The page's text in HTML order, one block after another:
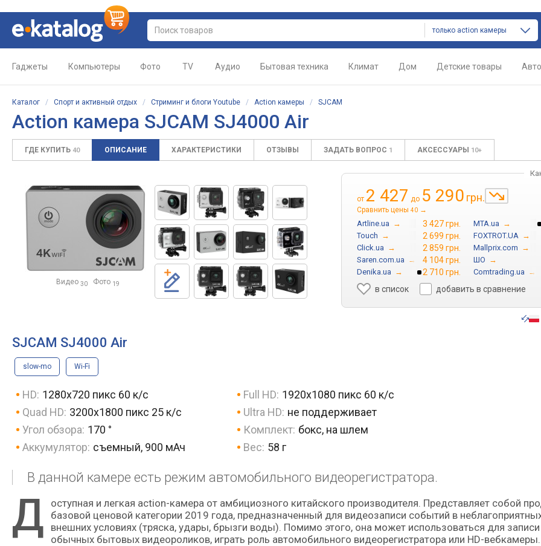
только action камеры
Гаджеты Компьютеры Фото TV Аудио Бытовая техника Климат Дом Детские товары Авто
Каталог / Спорт и активный отдых / Стриминг и блоги Youtube / Action камеры / SJCAM
Action камера SJCAM SJ4000 Air
ГДЕ КУПИТЬ 40 ОПИСАНИЕ ХАРАКТЕРИСТИКИ ОТЗЫВЫ ЗАДАТЬ ВОПРОС 1 АКСЕССУАРЫ 10+
Видео 30 Фото 19
от 2 427 до 5 290 грн.
Сравнить цены 40 →
Artline.ua → 3 427 грн. MTA.ua →
Touch → 2 699 грн. FOXTROT.UA →
Click.ua → 2 859 грн. Mallprix.com →
Saren.com.ua → 4 104 грн. ШО →
Denika.ua → 2 710 грн. Comtrading.ua →
в список добавить в сравнение
SJCAM SJ4000 Air
slow-mo Wi-Fi
HD: 1280x720 пикс 60 к/с Full HD: 1920x1080 пикс 60 к/с
Quad HD: 3200x1800 пикс 25 к/с Ultra HD: не поддерживает
Угол обзора: 170 ° Комплект: бокс, на шлем
Аккумулятор: съемный, 900 мАч Вес: 58 г
В данной камере есть режим автомобильного видеорегистратора.
Д
оступная и легкая action-камера от амбициозного китайского производителя. Представляет собой продукт
базовой ценовой категории 2019 года, предназначенный для видеозаписи событий в
внешних условиях (тряска, удары, брызги воды). Помимо этого, она может использоваться для записи
обычных бытовых видеороликов, играть роль автомобильного видеорегистратора или HD-вебкамеры.